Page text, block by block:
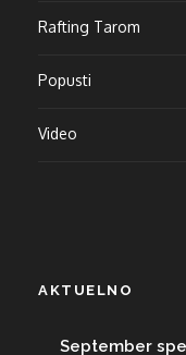
Rafting Tarom
Popusti
Video
AKTUELNO
September